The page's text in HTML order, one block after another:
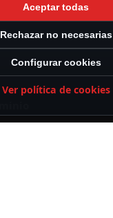
Aceptar todas
Rechazar no necesarias
Configurar cookies
Ver política de cookies